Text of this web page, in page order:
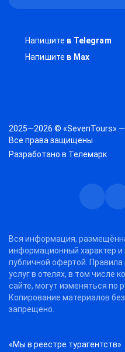
Напишите в Telegram
Напишите в Max
2025—2026 © «SevenTours» —
Все права защищены
Разработано в Телемарк
ТелеграмMax
Вся информация,
информационный характер и
публичной офертой.
услуг в отелях, в том числе
сайте, могут изменяться по
Копирование материалов
запрещено.
«Мы в реестре турагентств»